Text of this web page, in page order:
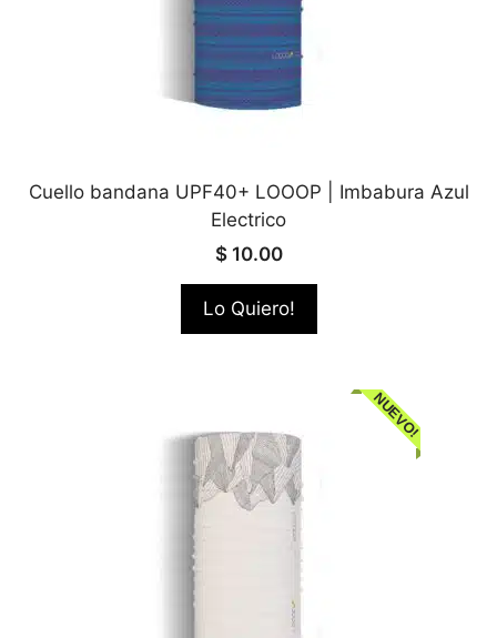
Cuello bandana UPF40+ LOOOP | Imbabura Azul
Electrico
$10.00
Lo Quiero!
NUEVO!